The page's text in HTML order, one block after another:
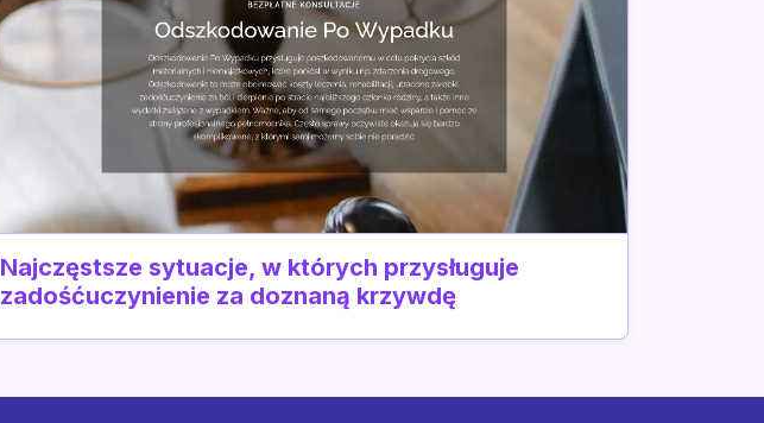
Najczęstsze sytuacje, w których przysługuje
zadośćuczynienie za doznaną krzywdę